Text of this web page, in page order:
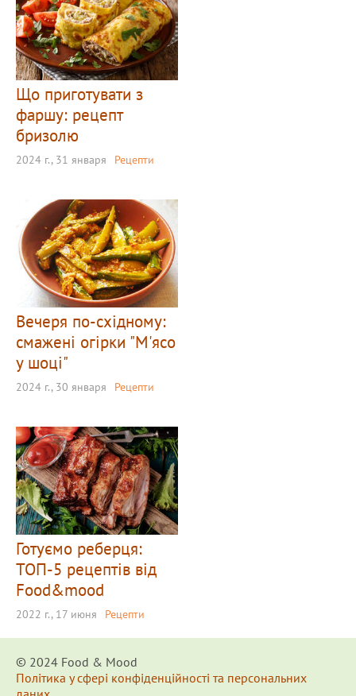
Що приготувати з
фаршу: рецепт
бризолю
2024 г., 31 января Рецепти
Вечеря по-східному:
смажені огірки "М'ясо
у шоці"
2024 г., 30 января Рецепти
Готуємо реберця:
ТОП-5 рецептів від
Food&mood
2022 г., 17 июня Рецепти
© 2024 Food & Мood
Політика у сфері конфіденційності та персональних